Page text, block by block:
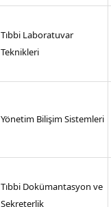
Tıbbi Laboratuvar
Teknikleri
Yönetim Bilişim Sistemleri
Tıbbi Dokümantasyon ve
Sekreterlik